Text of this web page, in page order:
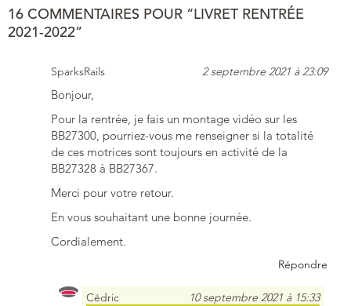
16 COMMENTAIRES POUR “LIVRET RENTRÉE
2021-2022”
SparksRails 2 septembre 2021 à 23:09
Bonjour,
Pour la rentrée, je fais un montage vidéo sur les
BB27300, pourriez-vous me renseigner si la totalité
de ces motrices sont toujours en activité de la
BB27328 à BB27367.
Merci pour votre retour.
En vous souhaitant une bonne journée.
Cordialement.
Répondre
Cédric 10 septembre 2021 à 15:33